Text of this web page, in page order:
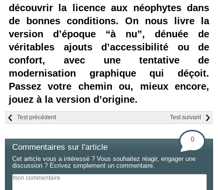
découvrir la licence aux néophytes dans
de bonnes conditions. On nous livre la
version d’époque “à nu”, dénuée de
véritables ajouts d’accessibilité ou de
confort, avec une tentative de
modernisation graphique qui déçoit.
Passez votre chemin ou, mieux encore,
jouez à la version d’origine.
Test suivant
Test précédent
Commentaires sur l'article
0
Cet article vous a intéressé ? Vous souhaitez réagir, engager une
discussion ? Ecrivez simplement un commentaire.